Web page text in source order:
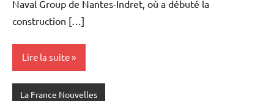
Naval Group de Nantes-Indret, où a débuté la
construction […]
Lire la suite
La France Nouvelles